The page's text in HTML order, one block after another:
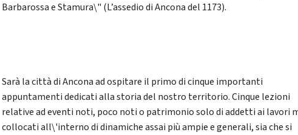
Barbarossa e Stamura\" (L’assedio di Ancona del 1173).
Sarà la città di Ancona ad ospitare il primo di cinque importanti
appuntamenti dedicati alla storia del nostro territorio. Cinque lezioni
relative ad eventi noti, poco noti o patrimonio solo di addetti ai lavori
collocati all\'interno di dinamiche assai più ampie e generali, sia che si